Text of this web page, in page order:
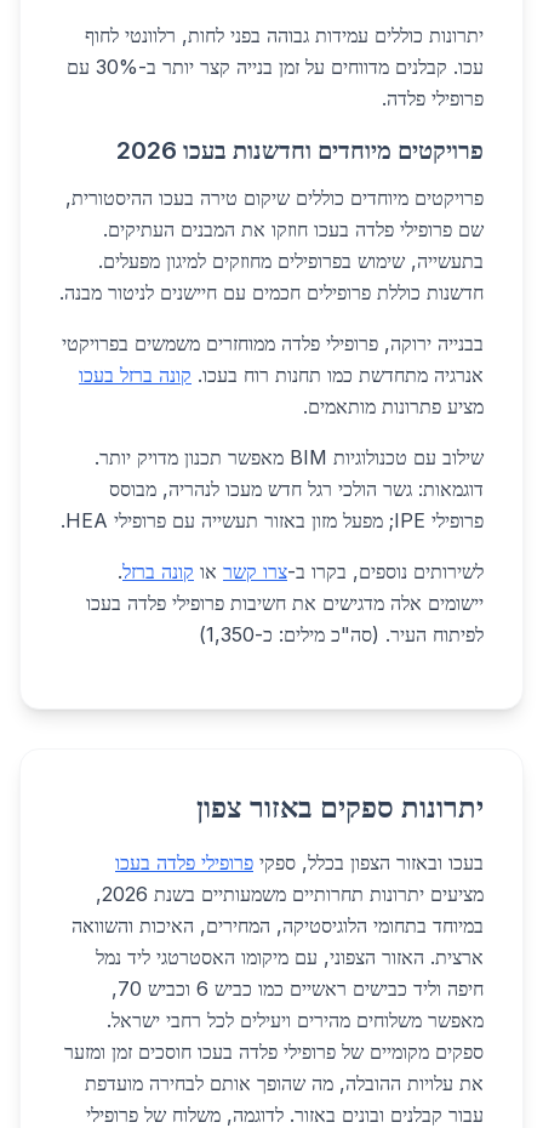
יתרונות כוללים עמידות גבוהה בפני לחות, רלוונטי לחוף
עכו. קבלנים מדווחים על זמן בנייה קצר יותר ב-30% עם
פרופילי פלדה.
פרויקטים מיוחדים וחדשנות בעכו 2026
פרויקטים מיוחדים כוללים שיקום טירה בעכו ההיסטורית,
שם פרופילי פלדה בעכו חוזקו את המבנים העתיקים.
בתעשייה, שימוש בפרופילים מחוזקים למיגון מפעלים.
חדשנות כוללת פרופילים חכמים עם חיישנים לניטור מבנה.
בבנייה ירוקה, פרופילי פלדה ממוחזרים משמשים בפרויקטי
אנרגיה מתחדשת כמו תחנות רוח בעכו. קונה ברזל בעכו
מציע פתרונות מותאמים.
שילוב עם טכנולוגיות BIM מאפשר תכנון מדויק יותר.
דוגמאות: גשר הולכי רגל חדש מעכו לנהריה, מבוסס
פרופילי IPE; מפעל מזון באזור תעשייה עם פרופילי HEA.
לשירותים נוספים, בקרו ב-צרו קשר או קונה ברזל.
יישומים אלה מדגישים את חשיבות פרופילי פלדה בעכו
לפיתוח העיר. (סה"כ מילים: כ-1,350)
יתרונות ספקים באזור צפון
בעכו ובאזור הצפון בכלל, ספקי פרופילי פלדה בעכו
מציעים יתרונות תחרותיים משמעותיים בשנת 2026,
במיוחד בתחומי הלוגיסטיקה, המחירים, האיכות והשוואה
ארצית. האזור הצפוני, עם מיקומו האסטרטגי ליד נמל
חיפה וליד כבישים ראשיים כמו כביש 6 וכביש 70,
מאפשר משלוחים מהירים ויעילים לכל רחבי ישראל.
ספקים מקומיים של פרופילי פלדה בעכו חוסכים זמן ומזער
את עלויות ההובלה, מה שהופך אותם לבחירה מועדפת
עבור קבלנים ובונים באזור. לדוגמה, משלוח של פרופילי